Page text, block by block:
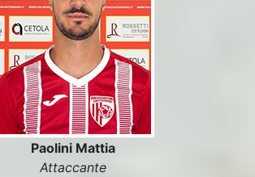
Paolini Mattia
Attaccante